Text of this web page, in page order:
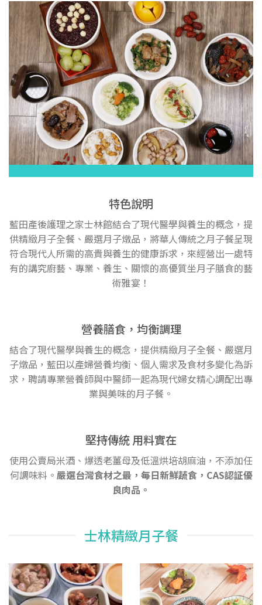
特色說明
藍田產後護理之家士林館結合了現代醫學與養生的概念，提
供精緻月子全餐、嚴選月子燉品，將華人傳統之月子餐呈現
符合現代人所需的高貴與養生的健康訴求，來經營出一處特
有的講究廚藝、專業、養生、關懷的高優質坐月子膳食的藝
術雅宴！
營養膳食，均衡調理
結合了現代醫學與養生的概念，提供精緻月子全餐、嚴選月
子燉品，藍田以產婦營養均衡、個人需求及食材多變化為訴
求，聘請專業營養師與中醫師一起為現代婦女精心調配出專
業與美味的月子餐。
堅持傳統 用料實在
使用公賣局米酒、爆透老薑母及低溫烘培胡麻油，不添加任
何調味料。 嚴選台灣食材之最，每日新鮮蔬食，CAS認証優
良肉品。
士林精緻月子餐